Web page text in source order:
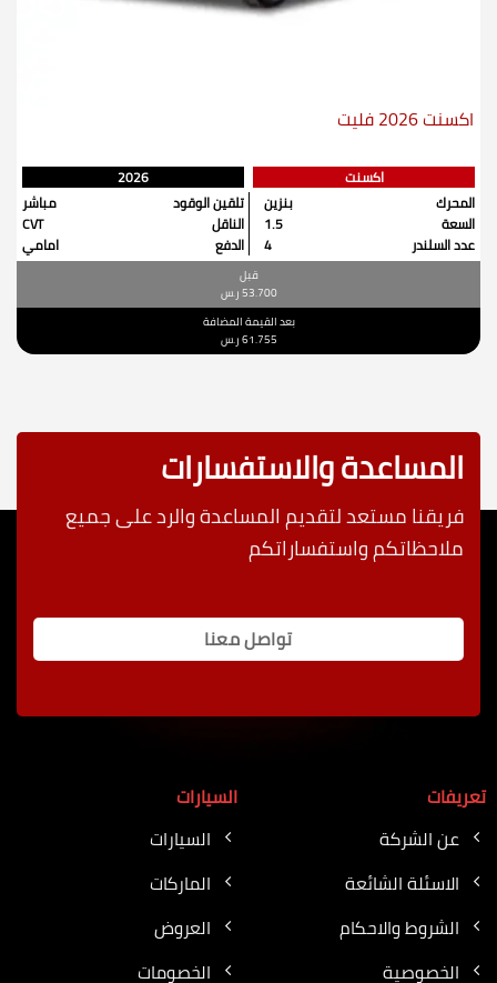
اكسنت 2026 فليت
اكسنت
2026
المحرك
بنزين
السعة
1.5
عدد السلندر
4
تلقين الوقود
مباشر
الناقل
CVT
الدفع
امامي
قبل
53.700ر.س
بعد القيمة المضافة
61.755ر.س
المساعدة والاستفسارات
فريقنا مستعد لتقديم المساعدة والرد على جميع
ملاحظاتكم واستفساراتكم
تواصل معنا
تعريفات
عن الشركة
الاسئلة الشائعة
الشروط والاحكام
الخصوصية
السيارات
السيارات
الماركات
العروض
الخصومات